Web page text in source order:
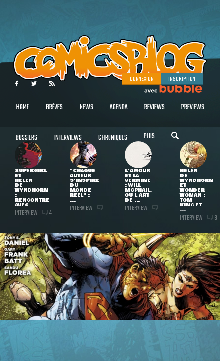
CONNEXION INSCRIPTION
HOME BRÈVES NEWS AGENDA REVIEWS PREVIEWS
DOSSIERS INTERVIEWS CHRONIQUES PLUS
SUPERGIRL
ET
HELEN
DE
WYNDHORN
:
RENCONTRE
AVEC ...
INTERVIEW 4
"CHAQUE
AUTEUR
S'INSPIRE
DU
MONDE
RÉEL" :
...
INTERVIEW 1
L'AMOUR
ET LA
VERMINE
: WILL
MCPHAIL,
OU L'ART
DE ...
INTERVIEW 1
HELEN
DE
WYNDHORN
ET
WONDER
WOMAN :
TOM
KING ET
...
INTERVIEW 3